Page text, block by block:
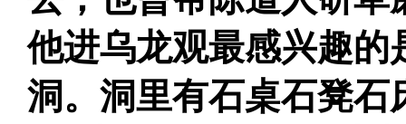
他进乌龙观最感兴趣的
洞。洞里有石桌石凳石